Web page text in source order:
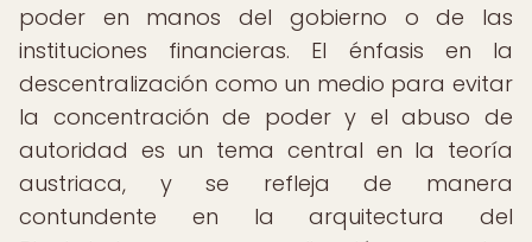
poder en manos del gobierno o de las
instituciones financieras. El énfasis en la
descentralización como un medio para evitar
la concentración de poder y el abuso de
autoridad es un tema central en la teoría
austriaca, y se refleja de manera
contundente en la arquitectura del